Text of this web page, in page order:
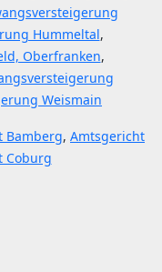
Hummeltal,
Oberfranken,
Weismain
Bamberg, Amtsgericht
Coburg